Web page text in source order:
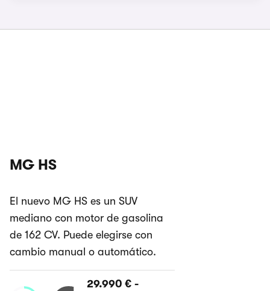
MG HS
El nuevo MG HS es un SUV
mediano con motor de gasolina
de 162 CV. Puede elegirse con
cambio manual o automático.
29.990 € -